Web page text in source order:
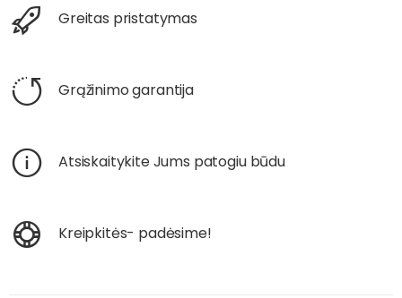
Greitas pristatymas
Grąžinimo garantija
Atsiskaitykite Jums patogiu būdu
Kreipkitės- padėsime!